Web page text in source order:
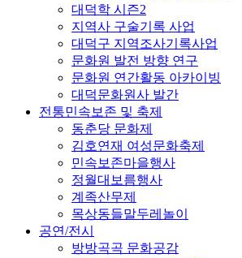
대덕학 시즌2
지역사 구술기록 사업
대덕구 지역조사기록사업
문화원 발전 방향 연구
문화원 연간활동 아카이빙
대덕문화원사 발간
전통민속보존 및 축제
동춘당 문화제
김호연재 여성문화축제
민속보존마을행사
정월대보름행사
계족산무제
목상동들말두레놀이
공연/전시
방방곡곡 문화공감